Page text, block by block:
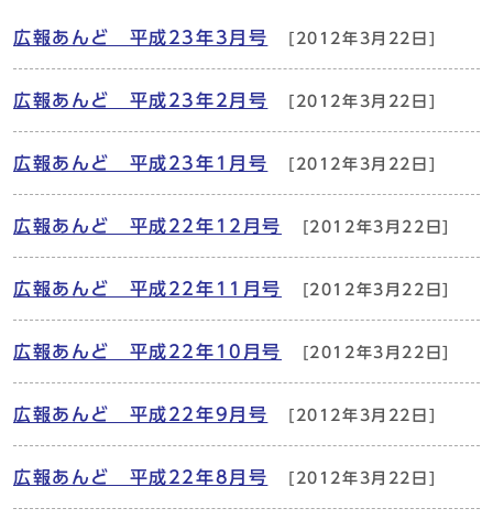
広報あんど 平成23年3月号 [2012年3月22日]
広報あんど 平成23年2月号 [2012年3月22日]
広報あんど 平成23年1月号 [2012年3月22日]
広報あんど 平成22年12月号 [2012年3月22日]
広報あんど 平成22年11月号 [2012年3月22日]
広報あんど 平成22年10月号 [2012年3月22日]
広報あんど 平成22年9月号 [2012年3月22日]
広報あんど 平成22年8月号 [2012年3月22日]